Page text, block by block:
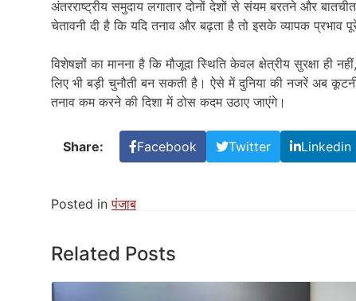
अंतरराष्ट्रीय समुदाय लगातार दोनों देशों से संयम बरतने और
चेतावनी दी है कि यदि तनाव और बढ़ता है तो इसके व्यापक प्रभाव
विशेषज्ञों का मानना है कि मौजूदा स्थिति केवल क्षेत्रीय सुरक्षा ही
लिए भी बड़ी चुनौती बन सकती है। ऐसे में दुनिया की नजरें अब
तनाव कम करने की दिशा में ठोस कदम उठाए जाएंगे।
Share: Facebook Twitter Linkedin
Posted inपंजाब
Related Posts